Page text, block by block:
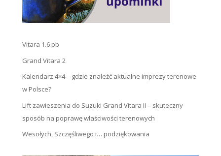
Vitara 1.6 pb
Grand Vitara 2
Kalendarz 4×4 – gdzie znaleźć aktualne imprezy terenowe
w Polsce?
Lift zawieszenia do Suzuki Grand Vitara II – skuteczny
sposób na poprawę właściwości terenowych
Wesołych, Szczęśliwego i… podziękowania